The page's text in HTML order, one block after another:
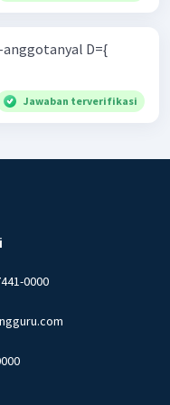
D={
Jawaban terverifikasi
0000